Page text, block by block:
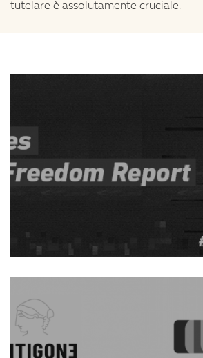
tutelare è assolutamente cruciale.